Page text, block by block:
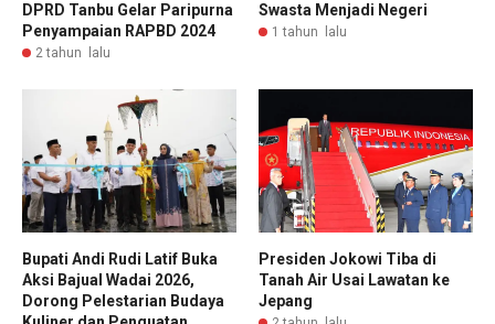
DPRD Tanbu Gelar Paripurna
Penyampaian RAPBD 2024
2 tahun lalu
Swasta Menjadi Negeri
1 tahun lalu
Bupati Andi Rudi Latif Buka
Aksi Bajual Wadai 2026,
Dorong Pelestarian Budaya
Presiden Jokowi Tiba di
Tanah Air Usai Lawatan ke
Jepang